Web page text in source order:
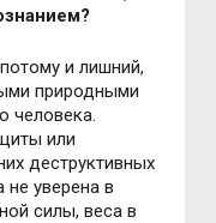
и лишний,
природными
человека.
или
деструктивных
уверена в
силы, веса в